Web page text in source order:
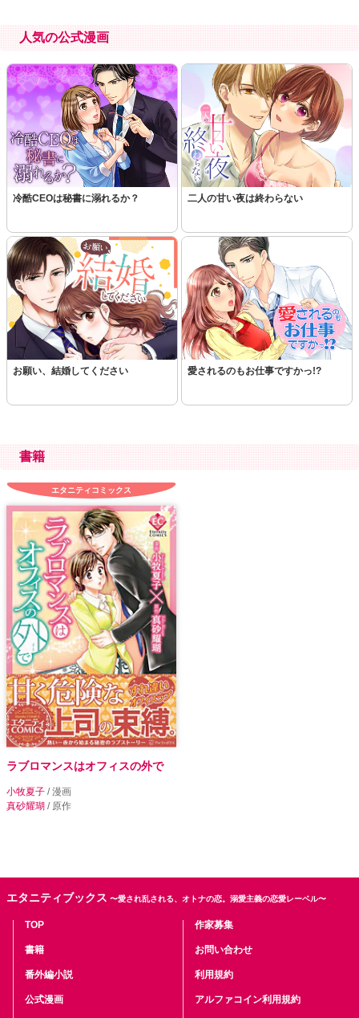
人気の公式漫画
冷酷CEOは秘書に溺れるか？ 二人の甘い夜は終わらない
お願い、結婚してください 愛されるのもお仕事ですかっ!?
書籍
エタニティコミックス
ラブロマンスはオフィスの外で
小牧夏子 / 漫画
真砂耀瑚 / 原作
エタニティブックス 〜愛され乱される、オトナの恋。溺愛主義の恋愛レーベル〜
TOP
書籍
番外編小説
公式漫画
作家募集
お問い合わせ
利用規約
アルファコイン利用規約